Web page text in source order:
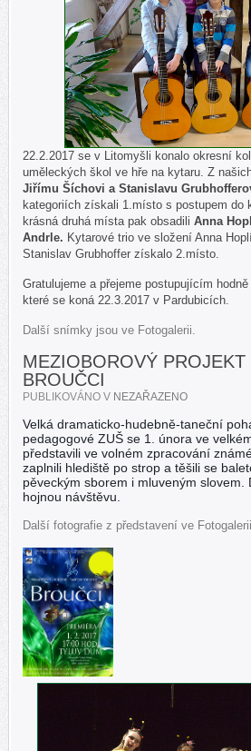
22.2.2017 se v Litomyšli konalo okresní
uměleckých škol ve hře na kytaru. Z
Jiřímu Šíchovi a Stanislavu
kategoriích získali 1.místo s postupem do
krásná druhá místa pak obsadili Anna
Andrle. Kytarové trio ve složení Anna
Stanislav Grubhoffer získalo 2.místo.
Gratulujeme a přejeme postupujícím
které se koná 22.3.2017 v Pardubicích.
Další snímky jsou ve Fotogalerii.
MEZIOBOROVÝ PROJEKT
BROUČCI
PUBLIKOVÁNO V NEZAŘAZENO
Velká dramaticko-hudebně-taneční
pedagogové ZUŠ se 1. února ve
představili ve volném zpracování
zaplnili hlediště po strop a těšili se
pěveckým sborem i mluveným slovem.
hojnou návštěvu.
Další fotografie z představení ve